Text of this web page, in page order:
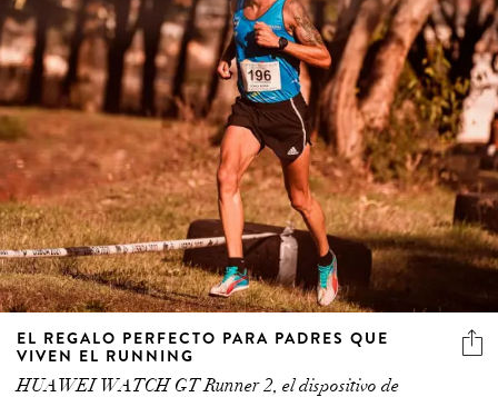
EL REGALO PERFECTO PARA PADRES QUE
VIVEN EL RUNNING
HUAWEI WATCH GT Runner 2, el dispositivo de